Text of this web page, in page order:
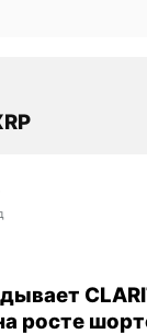
росте